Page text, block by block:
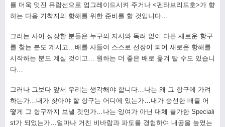
를 더욱 멋진 유람선으로 업그레이드시켜 주거나 <펜타브리드호>가 향
하는 다음 기착지의 항해를 위한 준비를 할 것입니다…
그러는 사이 성장한 분들은 누구의 지시와 독려 없이 다른 새로운 항구
를 찾는 분도 계시고…배를 사들여 스스로 선장이 되어 새로운 항해를
시작하는 분도 계실 것이고… 원하는 더 좋은 배로 옮겨 탈 수도 있습니
다…
그러나 그보다 앞서 우리는 생각해야 합니다…나는 왜 그 항구에 가려
하는가…내가 찾아야 할 항구는 어디에 있는가…내가 승선한 배를 어
떻게 그 항구까지 보낼 것인가…나는 잉여가 아닌 대체 불가한 Speciali
st가 되었는가…얼마나 거친 비바람과 파도를 경험하여 내공을 높였는